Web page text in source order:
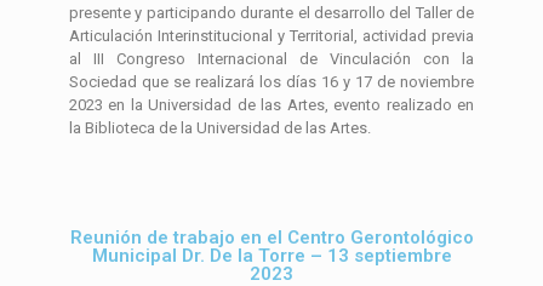
presente y participando durante el desarrollo del Taller de
Articulación Interinstitucional y Territorial, actividad previa
al III Congreso Internacional de Vinculación con la
Sociedad que se realizará los días 16 y 17 de noviembre
2023 en la Universidad de las Artes, evento realizado en
la Biblioteca de la Universidad de las Artes.
Reunión de trabajo en el Centro Gerontológico
Municipal Dr. De la Torre – 13 septiembre
2023